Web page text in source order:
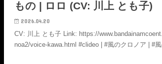
もの | ロロ (CV: 川上 とも子)
2026.04.20
CV: 川上 とも子 Link: https://
noa2/voice-kawa.html #clideo | #風のクロノア | #